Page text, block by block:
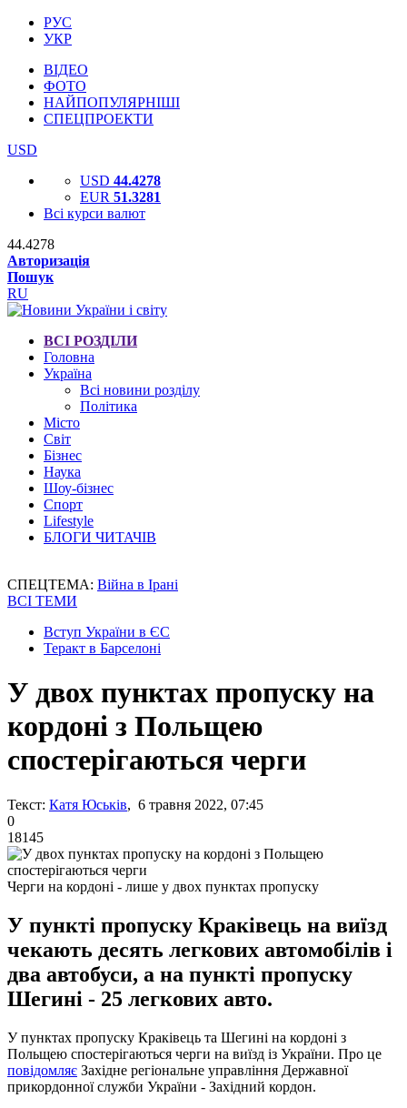
РУС
УКР
ВІДЕО
ФОТО
НАЙПОПУЛЯРНІШІ
СПЕЦПРОЕКТИ
USD
USD 44.4278
EUR 51.3281
Всі курси валют
44.4278
Авторизація
Пошук
RU
ВСІ РОЗДІЛИ
Головна
Україна
Всі новини розділу
Політика
Місто
Світ
Бізнес
Наука
Шоу-бізнес
Спорт
Lifestyle
БЛОГИ ЧИТАЧІВ
СПЕЦТЕМА: Війна в Ірані
ВСІ ТЕМИ
Вступ України в ЄС
Теракт в Барселоні
У двох пунктах пропуску на
кордоні з Польщею
спостерігаються черги
Текст: Катя Юськів, 6 травня 2022, 07:45
0
18145
Черги на кордоні - лише у двох пунктах пропуску
У пункті пропуску Краківець на виїзд
чекають десять легкових автомобілів і
два автобуси, а на пункті пропуску
Шегині - 25 легкових авто.
У пунктах пропуску Краківець та Шегині на кордоні з
Польщею спостерігаються черги на виїзд із України. Про це
повідомляє Західне регіональне управління Державної
прикордонної служби України - Західний кордон.